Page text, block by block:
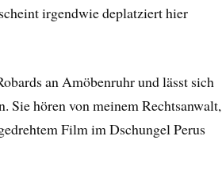
irgendwie deplatziert hier
an Amöbenruhr und lässt sich
Sie hören von meinem Rechtsanwalt,
Film im Dschungel Perus